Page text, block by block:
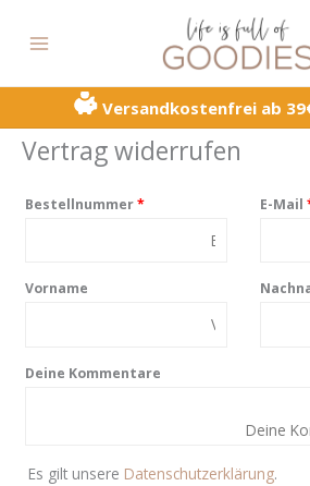
Inhalt
MENU
Versandkostenfrei ab
Vertrag widerrufen
Bestellnummer* E-Mail
Vorname
Page URI *erforderlich
Deine Kommentare
Es gilt unsere Datenschutzerklärung.